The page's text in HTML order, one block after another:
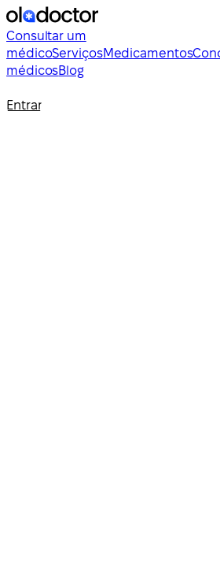
Consultar um
médicoServiçosMedicamentos
médicosBlog
Entrar